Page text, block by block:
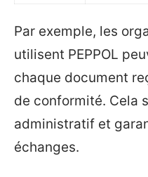
Par exemple, les
utilisent PEPPOL
chaque document
de conformité. Cela
administratif et
échanges.